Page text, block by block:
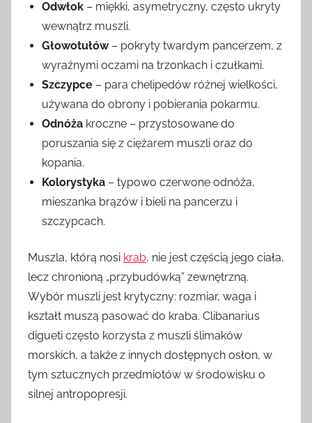
Odwłok – miękki, asymetryczny, często ukryty
wewnątrz muszli.
Głowotułów– pokryty twardym pancerzem, z
wyraźnymi oczami na trzonkach i czułkami.
Szczypce – para chelipedów różnej wielkości,
używana do obrony i pobierania pokarmu.
Odnóża kroczne – przystosowane do
poruszania się z ciężarem muszli oraz do
kopania.
Kolorystyka – typowo czerwone odnóża,
mieszanka brązów i bieli na pancerzu i
szczypcach.
Muszla, którą nosi krab, nie jest częścią jego ciała,
lecz chronioną „przybudówką” zewnętrzną.
Wybór muszli jest krytyczny: rozmiar, waga i
kształt muszą pasować do kraba. Clibanarius
digueti często korzysta z muszli ślimaków
morskich, a także z innych dostępnych osłon, w
tym sztucznych przedmiotów w środowisku o
silnej antropopresji.